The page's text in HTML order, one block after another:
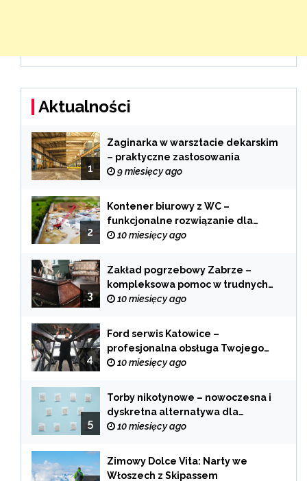
Aktualności
1
Zaginarka w warsztacie dekarskim
– praktyczne zastosowania
9 miesięcy ago
2
Kontener biurowy z WC –
funkcjonalne rozwiązanie dla
każdej branży
10 miesięcy ago
3
Zakład pogrzebowy Zabrze –
kompleksowa pomoc w trudnych
chwilach
10 miesięcy ago
4
Ford serwis Katowice –
profesjonalna obsługa Twojego
samochodu
10 miesięcy ago
5
Torby nikotynowe – nowoczesna i
dyskretna alternatywa dla
tradycyjnego palenia
10 miesięcy ago
Zimowy Dolce Vita: Narty we
Włoszech z Skipassem